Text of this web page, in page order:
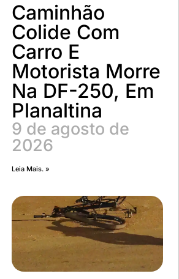
Caminhão
Colide Com
Carro E
Motorista Morre
Na DF-250, Em
Planaltina
9 de agosto de
2026
Leia Mais. »